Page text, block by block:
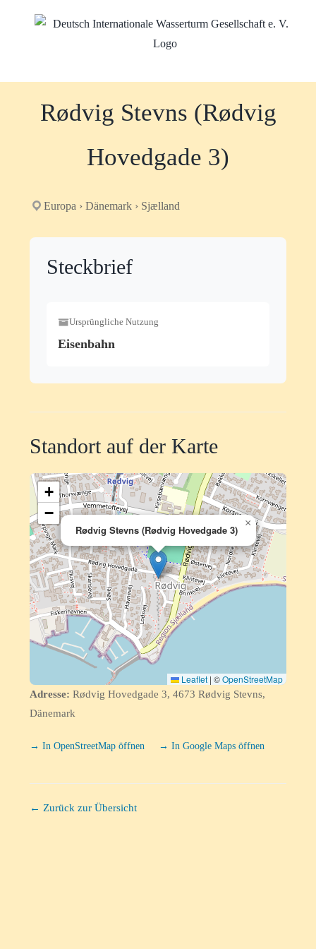
Rødvig Stevns (Rødvig
Hovedgade 3)
Europa › Dänemark › Sjælland
Steckbrief
Ursprüngliche Nutzung
Eisenbahn
Standort auf der Karte
Rødvig Stevns (Rødvig Hovedgade 3)
×
+
−
Leaflet | ©OpenStreetMap
Adresse: Rødvig Hovedgade 3, 4673 Rødvig Stevns,
Dänemark
→ In OpenStreetMap öffnen → In Google Maps öffnen
← Zurück zur Übersicht